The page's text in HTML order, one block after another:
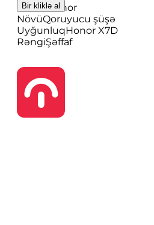
Bir kliklə al
BrendHonor
NövüQoruyucu şüşə
UyğunluqHonor X7D
RəngiŞəffaf